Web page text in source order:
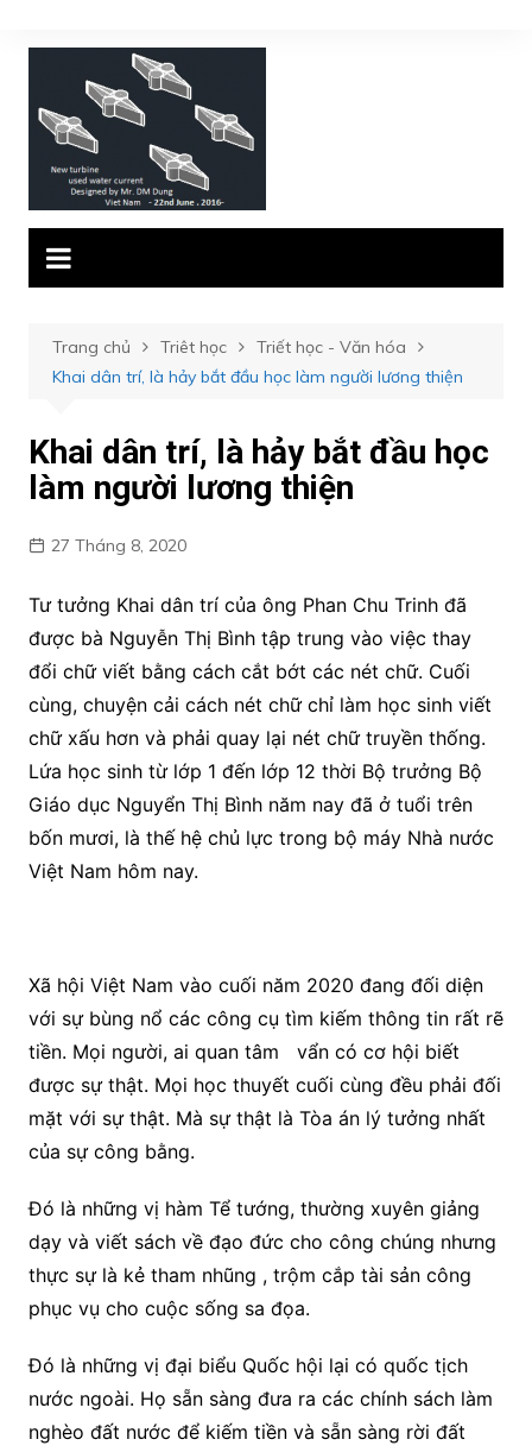
đến
Trang chủ Triêt học
Triết học - Văn hóa
Khai dân trí, là hảy bắt đầu học làm người lương thiện
Khai dân trí, là hảy bắt đầu học
làm người lương thiện
27 Tháng 8, 2020
Tư tưởng Khai dân trí của ông Phan Chu Trinh đã
được bà Nguyễn Thị Bình tập trung vào việc thay
đổi chữ viết bằng cách cắt bớt các nét chữ. Cuối
cùng, chuyện cải cách nét chữ chỉ làm học sinh viết
chữ xấu hơn và phải quay lại nét chữ truyền thống.
Lứa học sinh từ lớp 1 đến lớp 12 thời Bộ trưởng Bộ
Giáo dục Nguyển Thị Bình năm nay đã ở tuổi trên
bốn mươi, là thế hệ chủ lực trong bộ máy Nhà nước
Việt Nam hôm nay.
Xã hội Việt Nam vào cuối năm 2020 đang đối diện
với sự bùng nổ các công cụ tìm kiếm thông tin rất rẽ
tiền. Mọi người, ai quan tâm vẩn có cơ hội biết
được sự thật. Mọi học thuyết cuối cùng đều phải đối
mặt với sự thật. Mà sự thật là Tòa án lý tưởng nhất
của sự công bằng.
Đó là những vị hàm Tể tướng, thường xuyên giảng
dạy và viết sách về đạo đức cho công chúng nhưng
thực sự là kẻ tham nhũng , trộm cắp tài sản công
phục vụ cho cuộc sống sa đọa.
Đó là những vị đại biểu Quốc hội lại có quốc tịch
nước ngoài. Họ sẵn sàng đưa ra các chính sách làm
nghèo đất nước để kiếm tiền và sẵn sàng rời đất